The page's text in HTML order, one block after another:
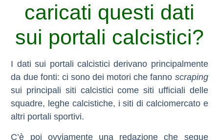
caricati questi dati
sui portali calcistici?
I dati sui portali calcistici derivano principalmente
da due fonti: ci sono dei motori che fanno scraping
sui principali siti calcistici come siti ufficiali delle
squadre, leghe calcistiche, i siti di calciomercato e
altri portali sportivi.
C’è poi ovviamente una redazione che segue